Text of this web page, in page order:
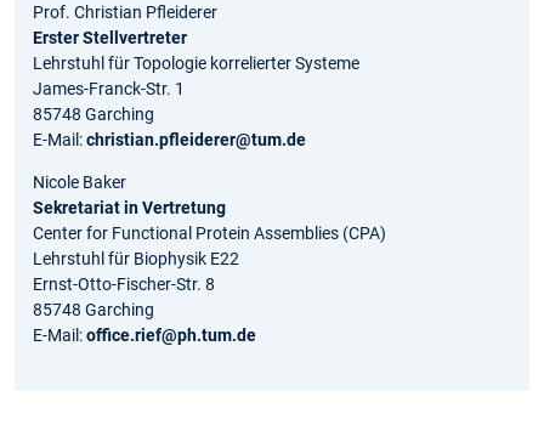
Prof. Christian Pfleiderer
Erster Stellvertreter
Lehrstuhl für Topologie korrelierter Systeme
James-Franck-Str. 1
85748 Garching
E-Mail:christian.pfleiderer@tum.de
Nicole Baker
Sekretariat in Vertretung
Center for Functional Protein Assemblies (CPA)
Lehrstuhl für Biophysik E22
Ernst-Otto-Fischer-Str. 8
85748 Garching
E-Mail:office.rief@ph.tum.de